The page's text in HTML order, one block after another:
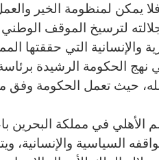
فلا يمكن لمنظومة الخير
لترسيخ الموقف الوطني
التي حققتها
نهج الحكومة الرشيدة
حيث تعمل الحكومة
في مملكة البحرين
السياسية